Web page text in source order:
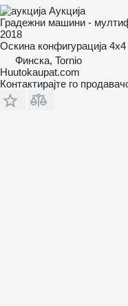
Аукција
Градежни машини -
2018
Оскина конфигурација 4x4
Финска, Tornio
Huutokaupat.com
Контактирајте го